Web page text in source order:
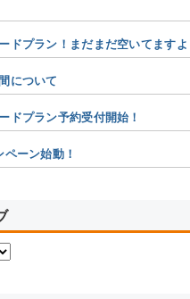
ドプラン！まだまだ空いてますよ
について
ドプラン予約受付開始！
ーン始動！